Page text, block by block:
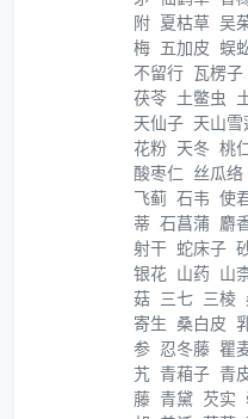
附 夏枯草 吴
梅 五加皮 蜈
不留行 瓦楞子
茯苓 土鳖虫
天仙子 天山雪
花粉 天冬 桃
酸枣仁 丝瓜络
飞蓟 石韦 使
蒂 石菖蒲 麝
射干 蛇床子
银花 山药 山
菇 三七 三棱
寄生 桑白皮
参 忍冬藤 瞿
艽 青葙子 青
藤 青黛 芡实